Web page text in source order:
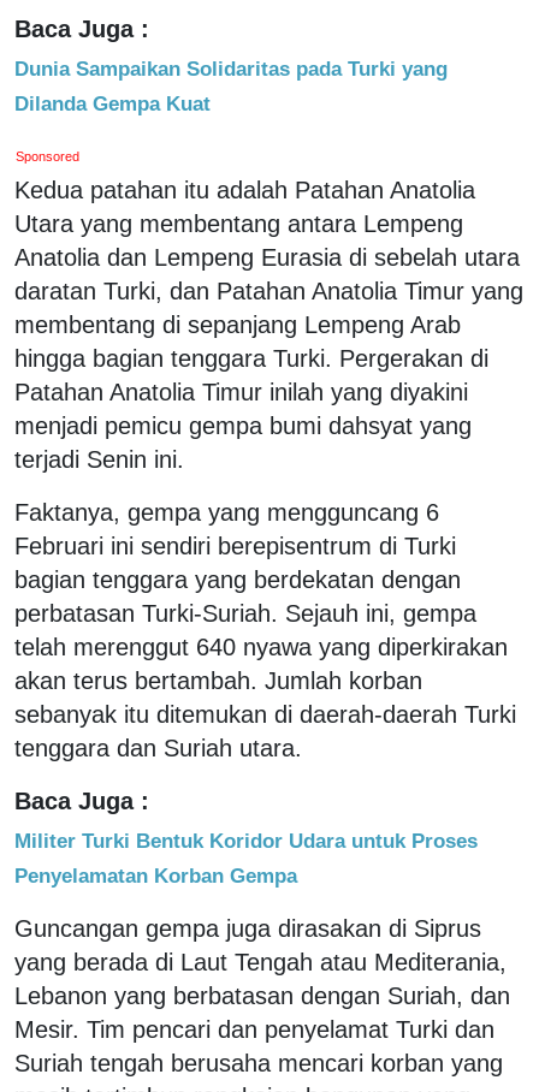
Baca Juga :
Dunia Sampaikan Solidaritas pada Turki yang
Dilanda Gempa Kuat
Sponsored
Kedua patahan itu adalah Patahan Anatolia
Utara yang membentang antara Lempeng
Anatolia dan Lempeng Eurasia di sebelah utara
daratan Turki, dan Patahan Anatolia Timur yang
membentang di sepanjang Lempeng Arab
hingga bagian tenggara Turki. Pergerakan di
Patahan Anatolia Timur inilah yang diyakini
menjadi pemicu gempa bumi dahsyat yang
terjadi Senin ini.
Faktanya, gempa yang mengguncang 6
Februari ini sendiri berepisentrum di Turki
bagian tenggara yang berdekatan dengan
perbatasan Turki-Suriah. Sejauh ini, gempa
telah merenggut 640 nyawa yang diperkirakan
akan terus bertambah. Jumlah korban
sebanyak itu ditemukan di daerah-daerah Turki
tenggara dan Suriah utara.
Baca Juga :
Militer Turki Bentuk Koridor Udara untuk Proses
Penyelamatan Korban Gempa
Guncangan gempa juga dirasakan di Siprus
yang berada di Laut Tengah atau Mediterania,
Lebanon yang berbatasan dengan Suriah, dan
Mesir. Tim pencari dan penyelamat Turki dan
Suriah tengah berusaha mencari korban yang